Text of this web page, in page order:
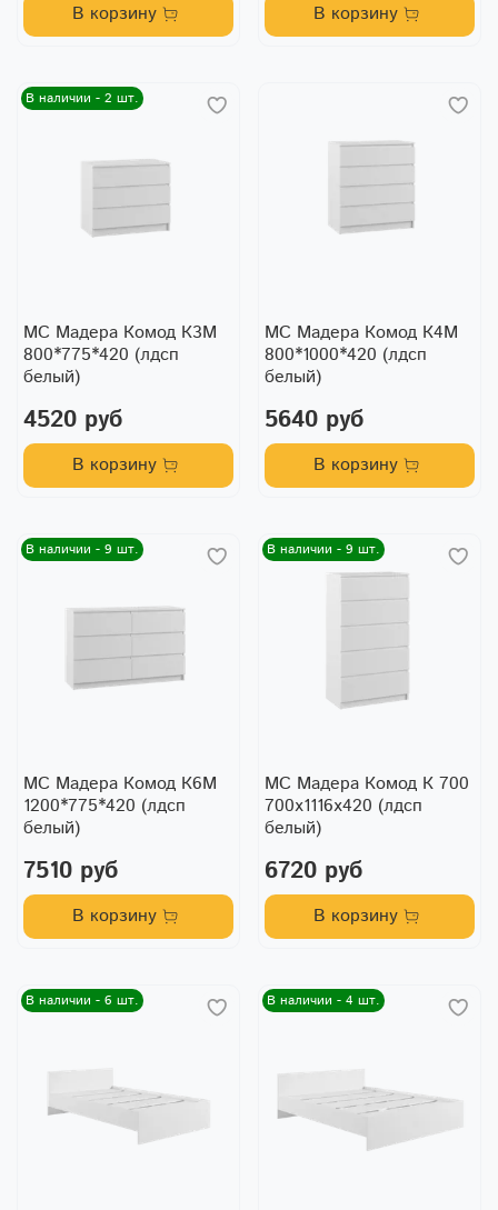
В корзину В корзину
В наличии - 2 шт.
МС Мадера Комод К3М
800*775*420 (лдсп
белый)
4520 руб
В корзину
МС Мадера Комод К4М
800*1000*420 (лдсп
белый)
5640 руб
В корзину
В наличии - 9 шт.
МС Мадера Комод К6М
1200*775*420 (лдсп
белый)
7510 руб
В корзину
В наличии - 9 шт.
МС Мадера Комод К 700
700х1116х420 (лдсп
белый)
6720 руб
В корзину
В наличии - 6 шт. В наличии - 4 шт.